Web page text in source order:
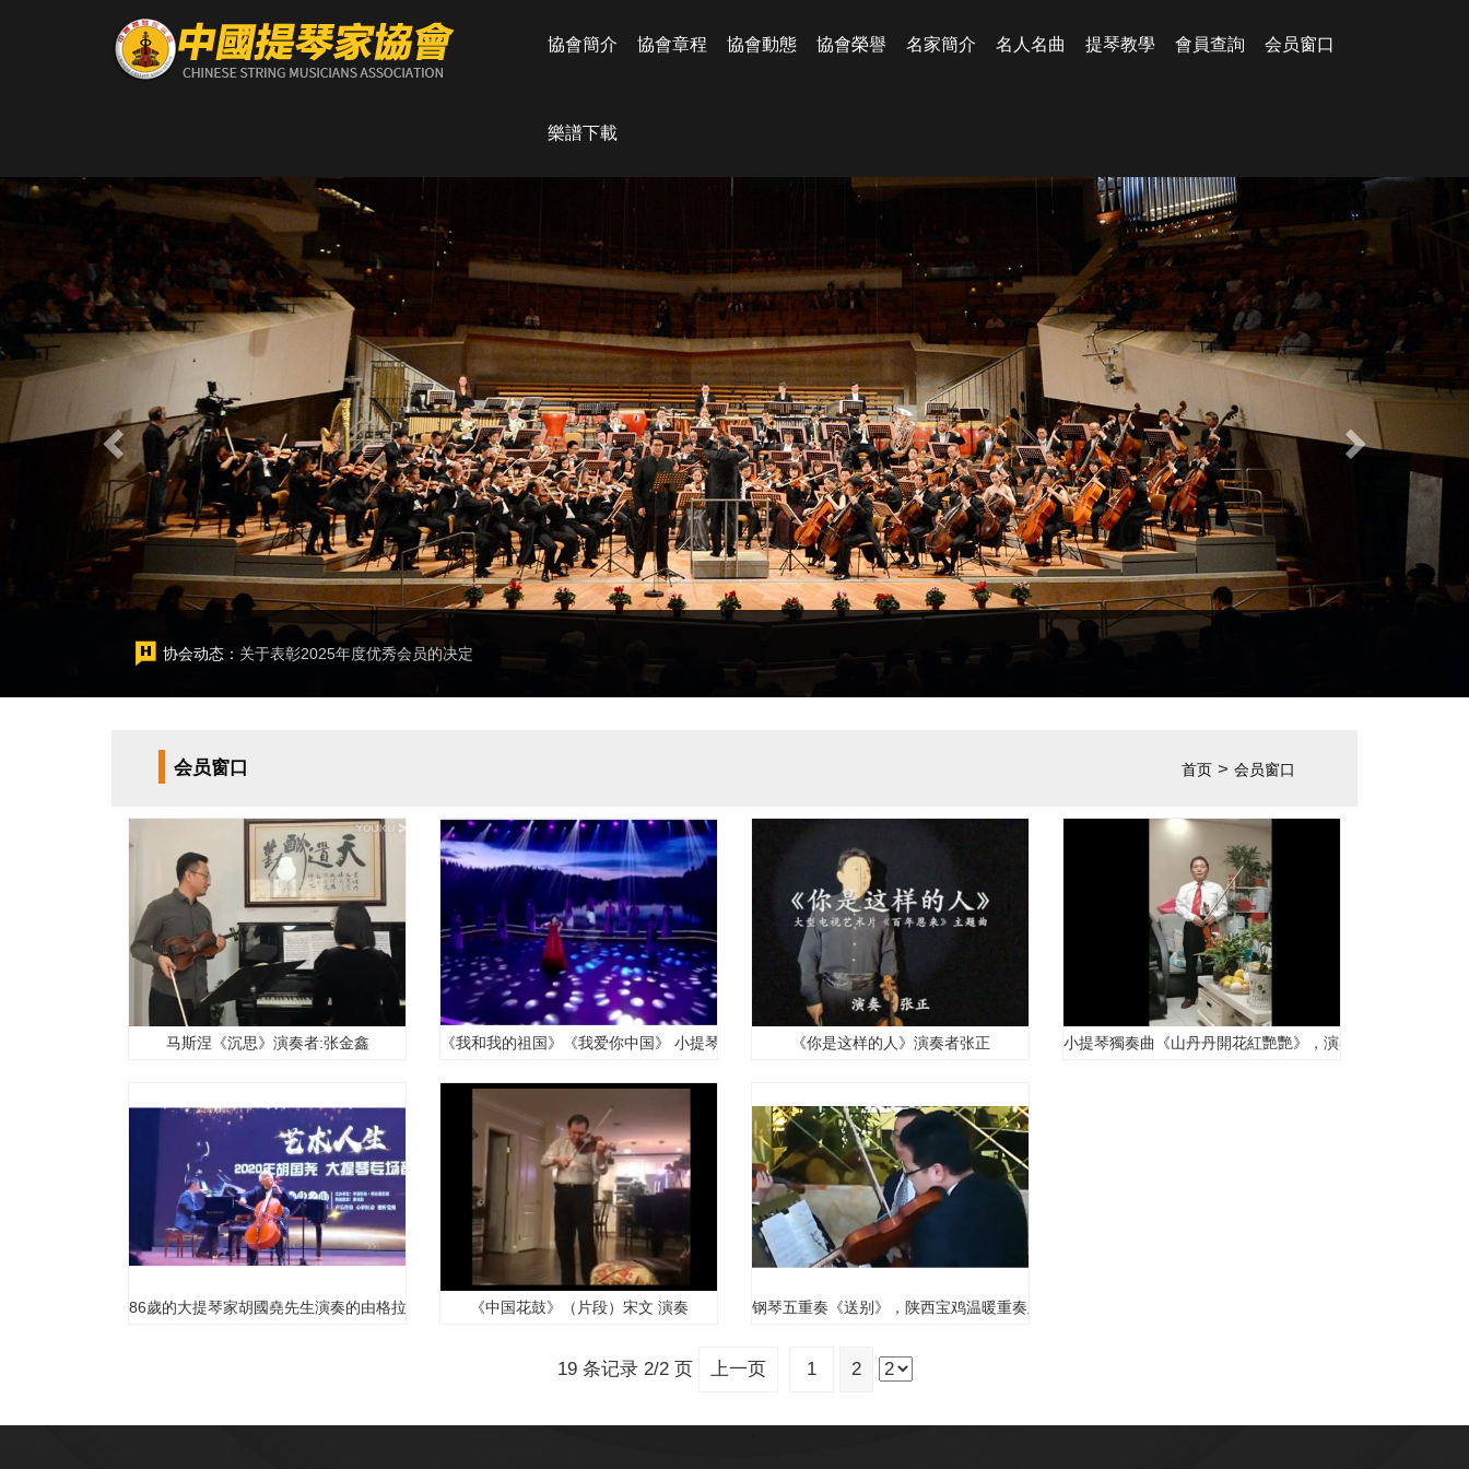
協會簡介 協會章程 協會動態 協會榮譽 名家簡介 名人名曲 提琴教學 會員查詢 会员窗口
樂譜下載
Previous Next
协会动态： 关于表彰2025年度优秀会员的决定
会员窗口 首页 > 会员窗口
马斯涅《沉思》演奏者:张金鑫 《我和我的祖国》《我爱你中国》 小提琴领奏:小提琴家 沈琤《你是这样的人》演奏者张正 小提琴獨奏曲《山丹丹開花紅艷艷》，演奏者:王春海
86歲的大提琴家胡國堯先生演奏的由格拉祖諾夫作曲的《西班牙小夜曲》
《中国花鼓》（片段）宋文 演奏 钢琴五重奏《送别》，陕西宝鸡温暖重奏乐团演奏
19 条记录 2/2 页 上一页 1 2